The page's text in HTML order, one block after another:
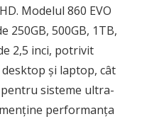
Modelul 860 EVO
250GB, 500GB, 1TB,
2,5 inci, potrivit
și laptop, cât
sisteme ultra-
performanța